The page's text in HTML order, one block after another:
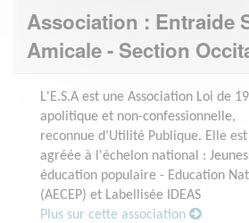
Association : Entraide
Amicale - Section
L'E.S.A est une Association Loi de
apolitique et non-confessionnelle,
reconnue d’Utilité Publique. Elle est
agréée à l'échelon national :
éducation populaire - Education
(AECEP) et Labellisée IDEAS
Plus sur cette association